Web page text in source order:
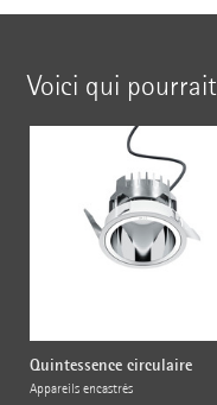
Voici qui
Quintessence circulaire
Appareils encastrés